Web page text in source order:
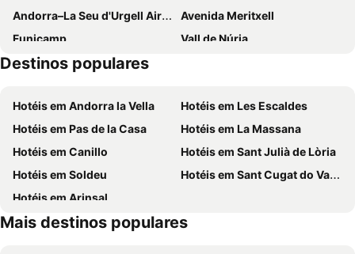
Andorra–La Seu d'Urgell Airport
Avenida Meritxell
Funicamp
Vall de Núria
Vallnord
Vall de Canillo
Cremallera de Núria
Catedral de la Seu d´Urgell
Parc Natural de la Vall de Sorteny
Andorra Romànica -centre d'interpretació
Parque Natural de Cadí-Moixeró
Rasos de Peguera
Ca la Renda
Antic
La Plaça de Catalunya
Aransa
Destinos populares
Hotéis em Andorra la Vella
Hotéis em Les Escaldes
Hotéis em Pas de la Casa
Hotéis em La Massana
Hotéis em Canillo
Hotéis em Sant Julià de Lòria
Hotéis em Soldeu
Hotéis em Sant Cugat do Vallés
Hotéis em Arinsal
Mais destinos populares